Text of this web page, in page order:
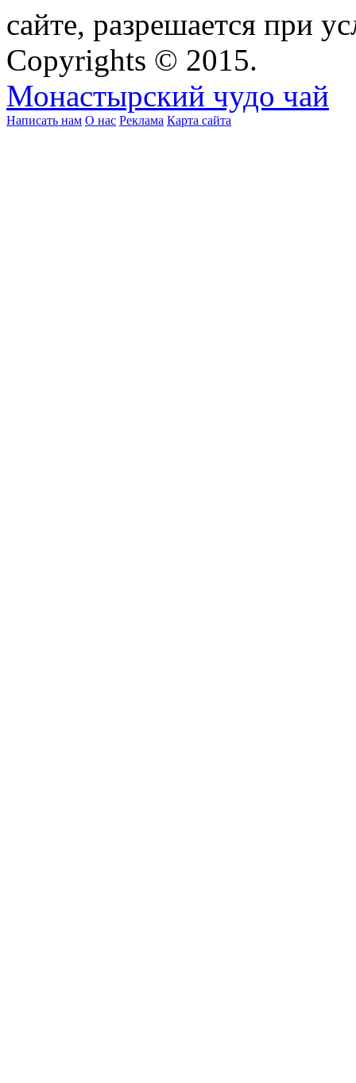
сайте, разрешается при
Copyrights © 2015.
Монастырский чудо чай
Написать нам О нас Реклама Карта сайта